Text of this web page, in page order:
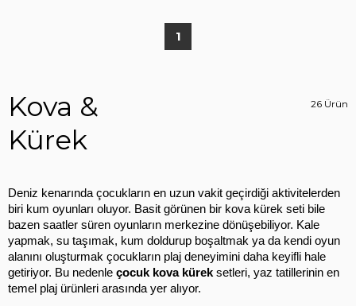
1
Kova &
Kürek
26 Ürün
Deniz kenarında çocukların en uzun vakit geçirdiği aktivitelerden
biri kum oyunları oluyor. Basit görünen bir kova kürek seti bile
bazen saatler süren oyunların merkezine dönüşebiliyor. Kale
yapmak, su taşımak, kum doldurup boşaltmak ya da kendi oyun
alanını oluşturmak çocukların plaj deneyimini daha keyifli hale
getiriyor. Bu nedenle çocuk kova kürek setleri, yaz tatillerinin en
temel plaj ürünleri arasında yer alıyor.